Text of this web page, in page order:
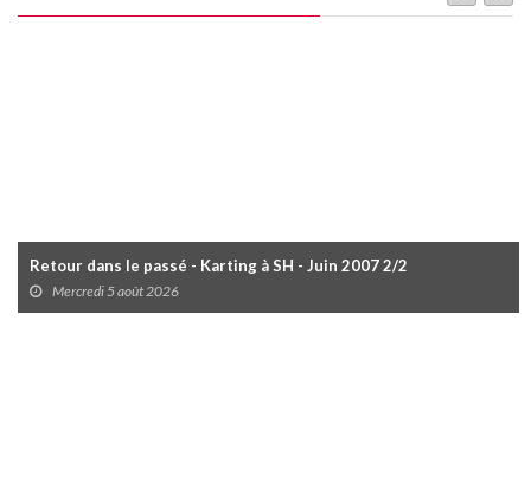
Retour dans le passé - Karting à SH - Juin 2007 2/2
Mercredi 5 août 2026